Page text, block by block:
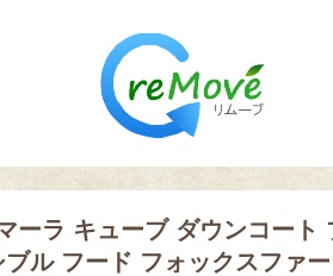
ーラ キューブ ダウンコート
ル フード フォックスファ